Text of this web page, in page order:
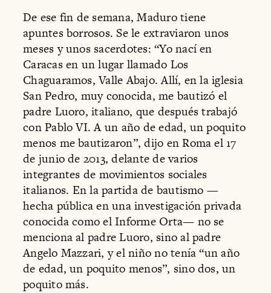
De ese fin de semana, Maduro tiene
apuntes borrosos. Se le extraviaron unos
meses y unos sacerdotes: “Yo nací en
Caracas en un lugar llamado Los
Chaguaramos, Valle Abajo. Allí, en la iglesia
San Pedro, muy conocida, me bautizó el
padre Luoro, italiano, que después trabajó
con Pablo VI. A un año de edad, un poquito
menos me bautizaron”, dijo en Roma el 17
de junio de 2013, delante de varios
integrantes de movimientos sociales
italianos. En la partida de bautismo —
hecha pública en una investigación privada
conocida como el Informe Orta— no se
menciona al padre Luoro, sino al padre
Angelo Mazzari, y el niño no tenía “un año
de edad, un poquito menos”, sino dos, un
poquito más.